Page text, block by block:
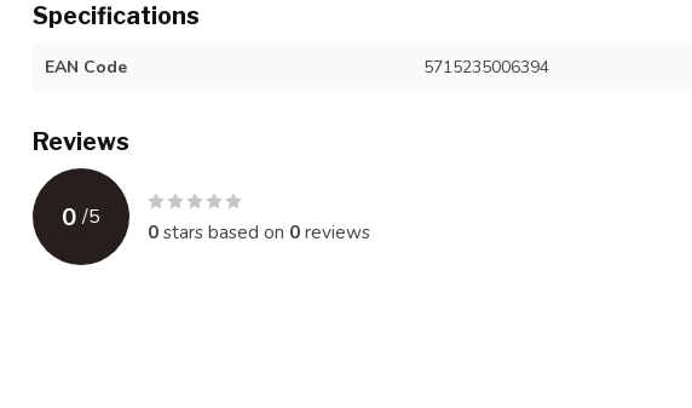
Specifications
EAN Code 5715235006394
Reviews
0 /5
0stars based on 0reviews